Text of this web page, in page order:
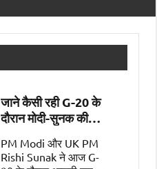
जाने कैसी रही G-20 के
दौरान मोदी-सुनक की
पहली मुलाक़ात
PM Modi और UK PM
Rishi Sunak ने आज G-